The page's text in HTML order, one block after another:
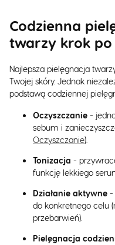
Codzienna
twarzy krok
Najlepsza pielęgnacja
Twojej skóry. Jednak
podstawą codziennej
Oczyszczanie -
sebum i
Oczyszczanie).
Tonizacja -
funkcję lekkiego
Działanie aktywne -
do konkretnego celu
przebarwień).
Pielęgnacja